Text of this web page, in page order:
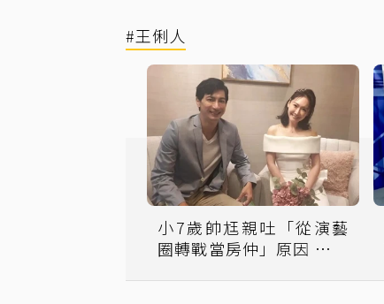
#王俐人
小7歲帥尪親吐「從演藝
圈轉戰當房仲」原因 王俐